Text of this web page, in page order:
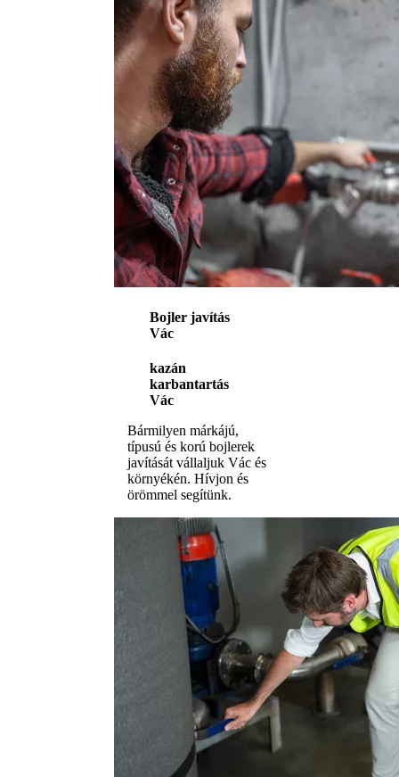
Bojler javítás
Vác
kazán
karbantartás
Vác
Bármilyen márkájú,
típusú és korú bojlerek
javítását vállaljuk Vác és
környékén. Hívjon és
örömmel segítünk.